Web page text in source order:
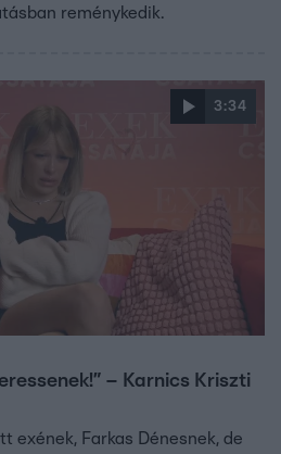
reménykedik.
3:34
– Karnics Kriszti
exének, Farkas Dénesnek, de